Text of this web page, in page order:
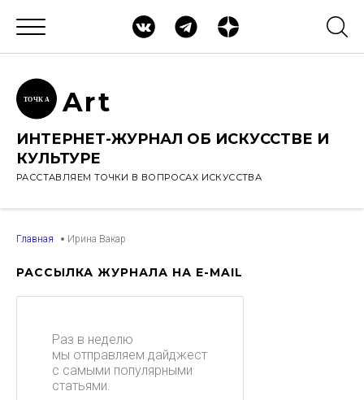
ТОЧК А Art
ИНТЕРНЕТ-ЖУРНАЛ ОБ ИСКУССТВЕ И
КУЛЬТУРЕ
РАССТАВЛЯЕМ ТОЧКИ В ВОПРОСАХ ИСКУССТВА
Главная Ирина Вакар
РАССЫЛКА ЖУРНАЛА НА E-MAIL
Раз в неделю
мы отправляем дайджест
с самыми популярными
статьями.